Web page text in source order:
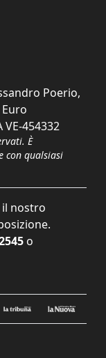
Poerio,
Euro
VE-454332
È
con qualsiasi
il nostro
o